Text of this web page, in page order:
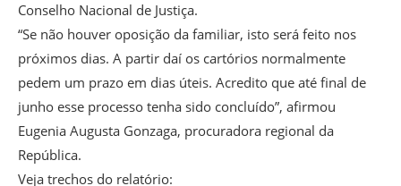
Conselho Nacional de Justiça.
“Se não houver oposição da familiar, isto será feito nos
próximos dias. A partir daí os cartórios normalmente
pedem um prazo em dias úteis. Acredito que até final de
junho esse processo tenha sido concluído”, afirmou
Eugenia Augusta Gonzaga, procuradora regional da
República.
Veja trechos do relatório: